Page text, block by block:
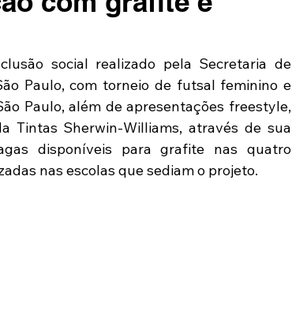
social realizado pela Secretaria de
Paulo, com torneio de futsal feminino e
Paulo, além de apresentações freestyle,
Tintas Sherwin-Williams, através de sua
disponíveis para grafite nas quatro
nas escolas que sediam o projeto.